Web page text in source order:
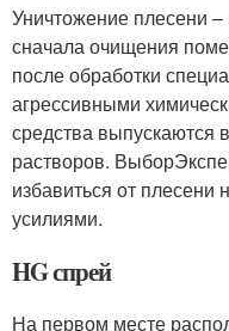
Уничтожение плесени
сначала очищения
после обработки
агрессивными
средства выпускаются
растворов.
избавиться от плесени
усилиями.
HG спрей
На первом месте